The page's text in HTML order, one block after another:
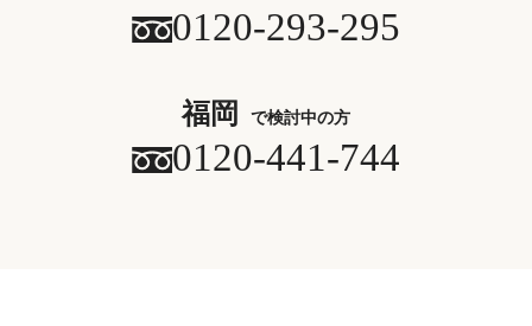
0120-293-295
福岡 で検討中の方
0120-441-744